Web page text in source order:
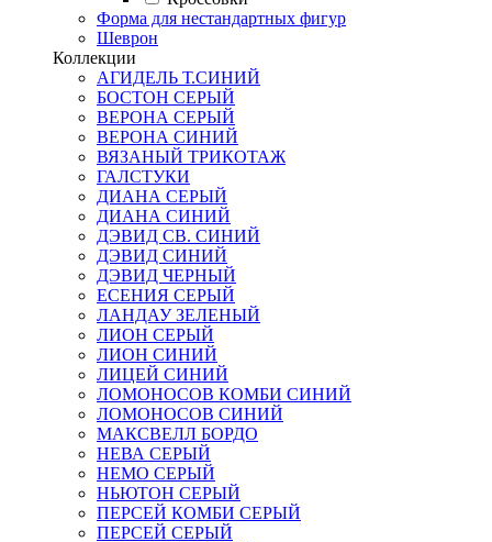
Форма для нестандартных фигур
Шеврон
Коллекции
АГИДЕЛЬ Т.СИНИЙ
БОСТОН СЕРЫЙ
ВЕРОНА СЕРЫЙ
ВЕРОНА СИНИЙ
ВЯЗАНЫЙ ТРИКОТАЖ
ГАЛСТУКИ
ДИАНА СЕРЫЙ
ДИАНА СИНИЙ
ДЭВИД СВ. СИНИЙ
ДЭВИД СИНИЙ
ДЭВИД ЧЕРНЫЙ
ЕСЕНИЯ СЕРЫЙ
ЛАНДАУ ЗЕЛЕНЫЙ
ЛИОН СЕРЫЙ
ЛИОН СИНИЙ
ЛИЦЕЙ СИНИЙ
ЛОМОНОСОВ КОМБИ СИНИЙ
ЛОМОНОСОВ СИНИЙ
МАКСВЕЛЛ БОРДО
НЕВА СЕРЫЙ
НЕМО СЕРЫЙ
НЬЮТОН СЕРЫЙ
ПЕРСЕЙ КОМБИ СЕРЫЙ
ПЕРСЕЙ СЕРЫЙ